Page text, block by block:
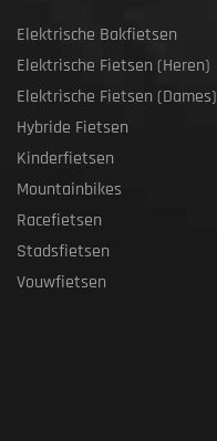
Elektrische Bakfietsen
Elektrische Fietsen (heren)
Elektrische Fietsen (dames)
Hybride Fietsen
Kinderfietsen
Mountainbikes
Racefietsen
Stadsfietsen
Vouwfietsen